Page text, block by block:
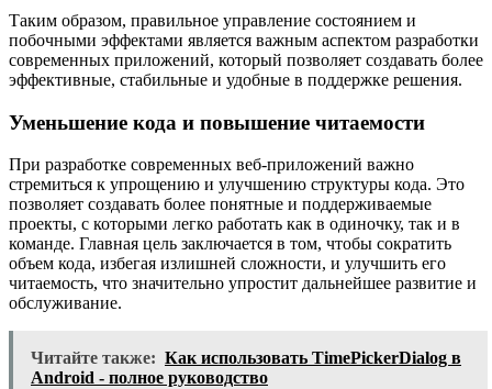
Таким образом, правильное управление состоянием и
побочными эффектами является важным аспектом разработки
современных приложений, который позволяет создавать более
эффективные, стабильные и удобные в поддержке решения.
Уменьшение кода и повышение читаемости
При разработке современных веб-приложений важно
стремиться к упрощению и улучшению структуры кода. Это
позволяет создавать более понятные и поддерживаемые
проекты, с которыми легко работать как в одиночку, так и в
команде. Главная цель заключается в том, чтобы сократить
объем кода, избегая излишней сложности, и улучшить его
читаемость, что значительно упростит дальнейшее развитие и
обслуживание.
Читайте также: Как использовать TimePickerDialog в
Android - полное руководство